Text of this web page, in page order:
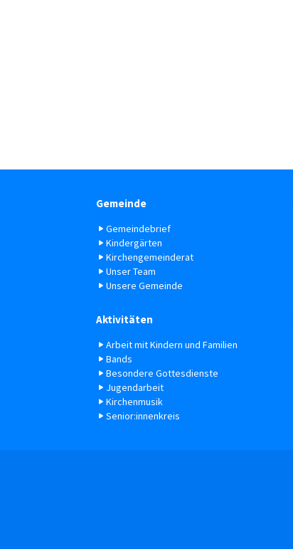
Gemeinde
Gemeindebrief
Kindergärten
Kirchengemeinderat
Unser Team
Unsere Gemeinde
Aktivitäten
Arbeit mit Kindern und Familien
Bands
Besondere Gottesdienste
Jugendarbeit
Kirchenmusik
Senior:innenkreis